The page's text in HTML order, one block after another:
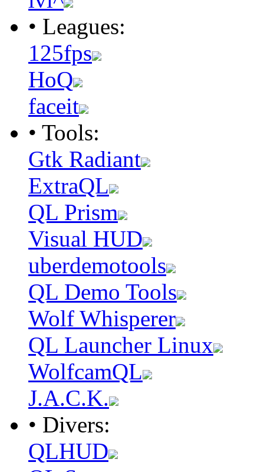
• Leagues:
125fps
HoQ
faceit
• Tools:
Gtk Radiant
ExtraQL
QL Prism
Visual HUD
uberdemotools
QL Demo Tools
Wolf Whisperer
QL Launcher Linux
WolfcamQL
J.A.C.K.
• Divers:
QLHUD